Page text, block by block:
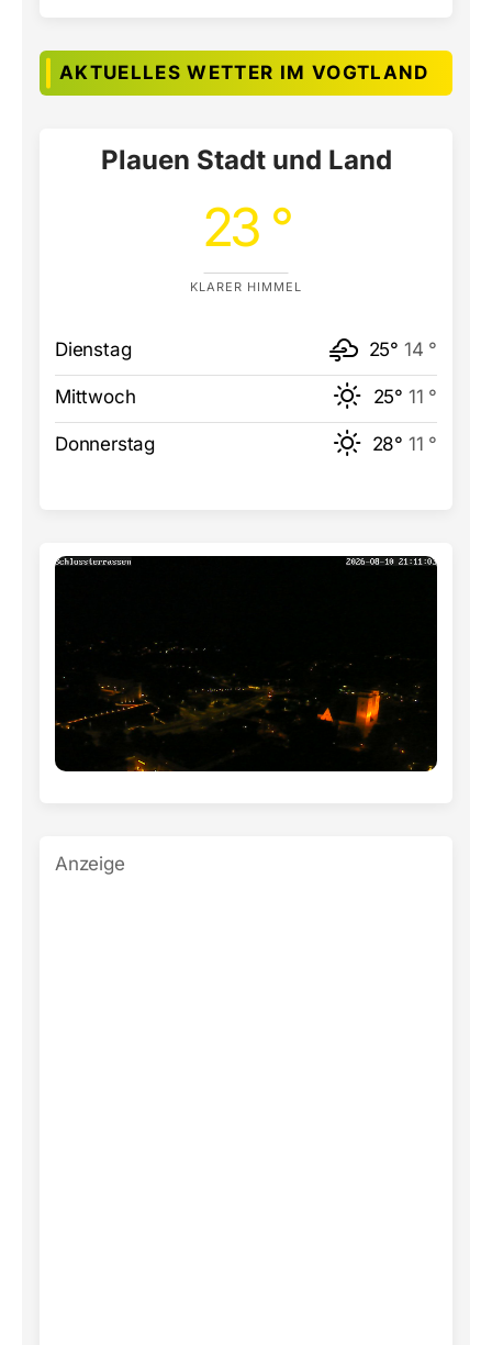
AKTUELLES WETTER IM VOGTLAND
Plauen Stadt und Land
23 °
KLARER HIMMEL
Dienstag 25° 14 °
Mittwoch 25° 11 °
Donnerstag 28° 11 °
Anzeige